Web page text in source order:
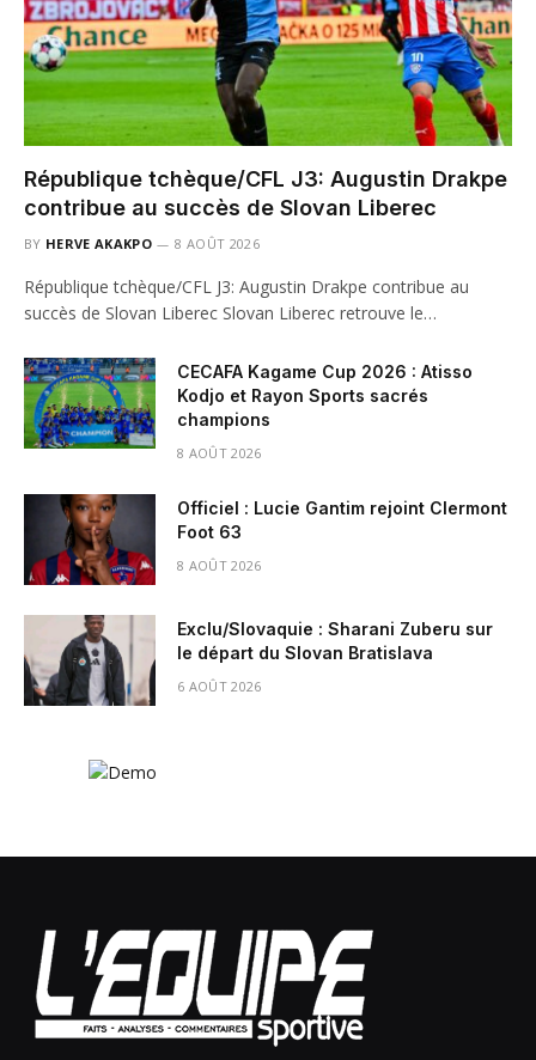
République tchèque/CFL J3: Augustin Drakpe
contribue au succès de Slovan Liberec
BY HERVE AKAKPO 8 AOÛT 2026
République tchèque/CFL J3: Augustin Drakpe contribue au
succès de Slovan Liberec Slovan Liberec retrouve le…
CECAFA Kagame Cup 2026 : Atisso
Kodjo et Rayon Sports sacrés
champions
8 AOÛT 2026
Officiel : Lucie Gantim rejoint Clermont
Foot 63
8 AOÛT 2026
Exclu/Slovaquie : Sharani Zuberu sur
le départ du Slovan Bratislava
6 AOÛT 2026